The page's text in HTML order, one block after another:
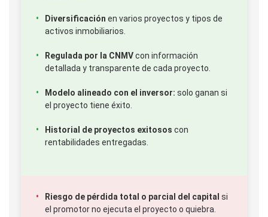
Diversificación en varios proyectos y tipos de
activos inmobiliarios.
Regulada por la CNMVcon información
detallada y transparente de cada proyecto.
Modelo alineado con el inversor: solo ganan si
el proyecto tiene éxito.
Historial de proyectos exitosos con
rentabilidades entregadas.
Riesgo de pérdida total o parcial del capital si
el promotor no ejecuta el proyecto o quiebra.